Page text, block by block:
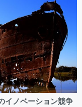
イノベーション競争